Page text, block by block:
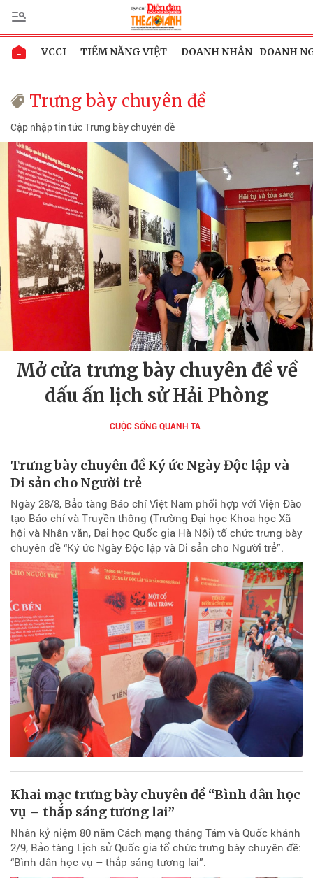
VCCI TIỀM NĂNG VIỆT DOANH NHÂN -DOANH
Trưng bày chuyên đề
Cập nhập tin tức Trưng bày chuyên đề
Mở cửa trưng bày chuyên đề về
dấu ấn lịch sử Hải Phòng
CUỘC SỐNG QUANH TA
Trưng bày chuyên đề Ký ức Ngày Độc lập và
Di sản cho Người trẻ
Ngày 28/8, Bảo tàng Báo chí Việt Nam phối hợp với Viện Đào
tạo Báo chí và Truyền thông (Trường Đại học Khoa học Xã
hội và Nhân văn, Đại học Quốc gia Hà Nội) tổ chức trưng bày
chuyên đề “Ký ức Ngày Độc lập và Di sản cho Người trẻ”.
Khai mạc trưng bày chuyên đề “Bình dân học
vụ – thắp sáng tương lai”
Nhân kỷ niệm 80 năm Cách mạng tháng Tám và Quốc khánh
2/9, Bảo tàng Lịch sử Quốc gia tổ chức trưng bày chuyên đề:
“Bình dân học vụ – thắp sáng tương lai”.